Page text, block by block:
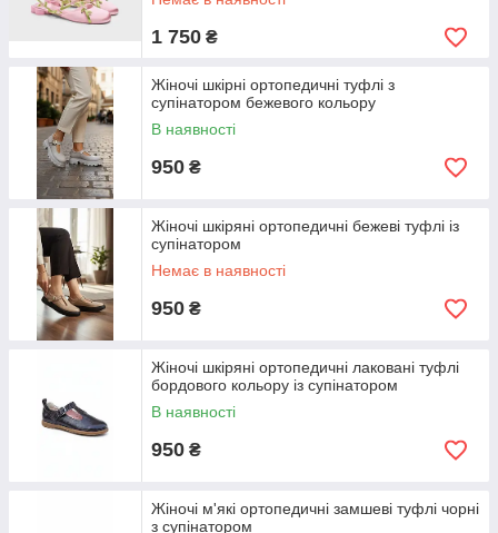
1 750 ₴
Жіночі шкірні ортопедичні туфлі з
супінатором бежевого кольору
В наявності
950 ₴
Жіночі шкіряні ортопедичні бежеві туфлі із
супінатором
Немає в наявності
950 ₴
Жіночі шкіряні ортопедичні лаковані туфлі
бордового кольору із супінатором
В наявності
950 ₴
Жіночі м'які ортопедичні замшеві туфлі чорні
з супінатором